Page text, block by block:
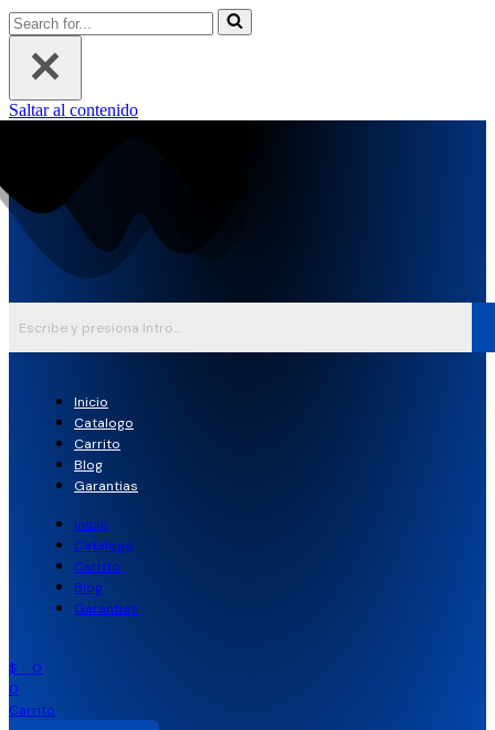
Buscar...
Saltar al contenido
Inicio
Catalogo
Carrito
Blog
Garantias
Inicio
Catalogo
Carrito
Blog
Garantias
$ 0
0
Carrito